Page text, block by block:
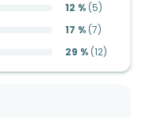
12 % (5)
17 % (7)
29 % (12)